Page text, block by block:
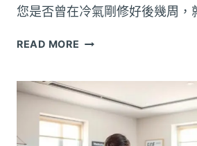
省
您是否曾在冷氣剛修好後幾周
READ MORE 冷
修
後，
隔
塵